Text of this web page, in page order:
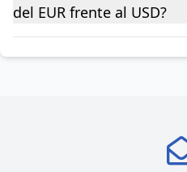
del EUR frente al USD?